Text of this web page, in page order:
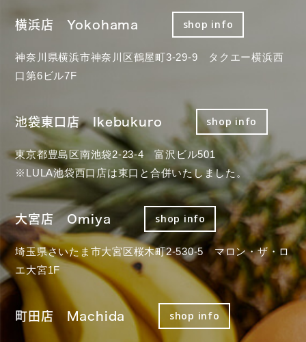
横浜店 Yokohama shop info
神奈川県横浜市神奈川区鶴屋町3-29-9 タクエー横浜西
口第6ビル7F
池袋東口店 Ikebukuro shop info
東京都豊島区南池袋2-23-4 富沢ビル501
※LULA池袋西口店は東口と合併いたしました。
大宮店 Omiya shop info
埼玉県さいたま市大宮区桜木町2-530-5 マロン・ザ・ロ
エ大宮1F
町田店 Machida shop info